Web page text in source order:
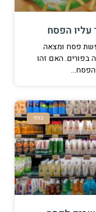
הפסח
פסח ומצאה
בפורים. האם זהו
הפסח…
כללי